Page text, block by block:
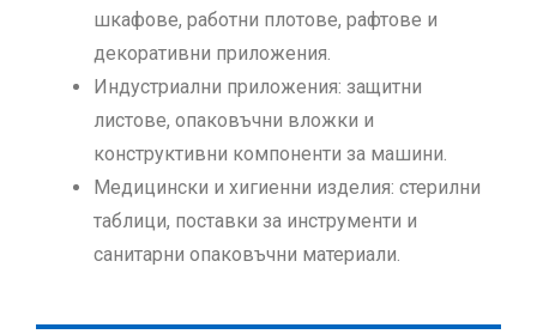
ЧЕСТО ЗАДАВАНИ ВЪПРОСИ
Търговски капацитет
Производител ли е Jwell Machinery?
Как гарантирате качеството на
машините и услугите си?